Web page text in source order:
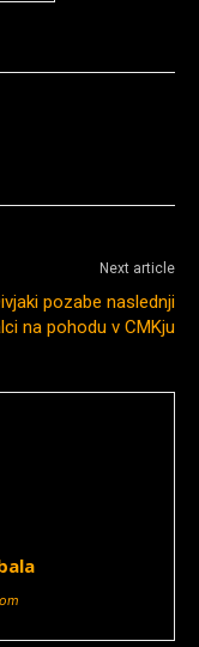
Next article
pozabe naslednji
na pohodu v CMKju